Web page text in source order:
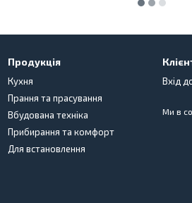
Продукція
Кухня
Прання та прасування
Вбудована техніка
Прибирання та комфорт
Для встановлення
Вхід
Ми в